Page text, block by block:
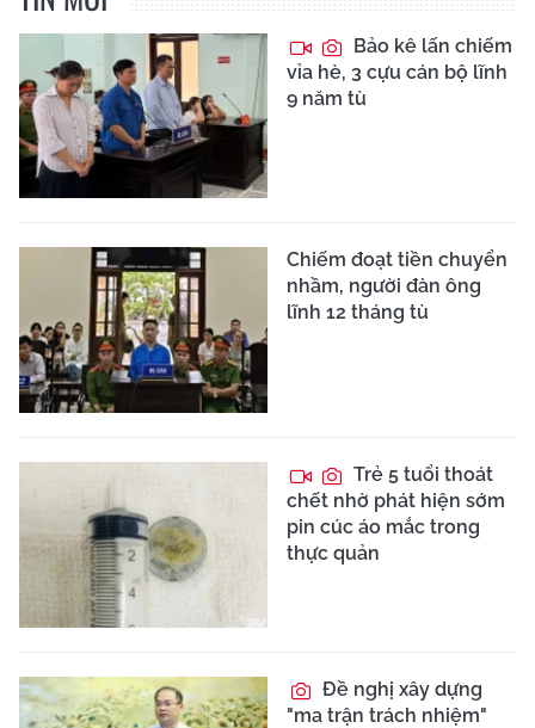
Bảo kê lấn chiếm
vỉa hè, 3 cựu cán bộ lĩnh
9 năm tù
Chiếm đoạt tiền chuyển
nhầm, người đàn ông
lĩnh 12 tháng tù
Trẻ 5 tuổi thoát
chết nhờ phát hiện sớm
pin cúc áo mắc trong
thực quản
Đề nghị xây dựng
"ma trận trách nhiệm"